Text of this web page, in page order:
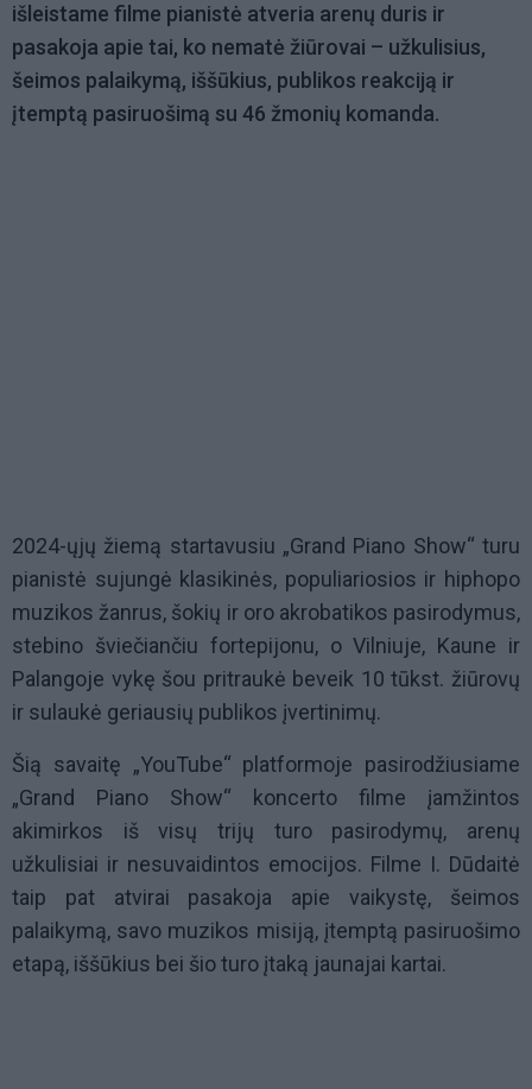
išleistame filme pianistė atveria arenų duris ir
pasakoja apie tai, ko nematė žiūrovai – užkulisius,
šeimos palaikymą, iššūkius, publikos reakciją ir
įtemptą pasiruošimą su 46 žmonių komanda.
2024-ųjų žiemą startavusiu „Grand Piano Show“ turu
pianistė sujungė klasikinės, populiariosios ir hiphopo
muzikos žanrus, šokių ir oro akrobatikos pasirodymus,
stebino šviečiančiu fortepijonu, o Vilniuje, Kaune ir
Palangoje vykę šou pritraukė beveik 10 tūkst. žiūrovų
ir sulaukė geriausių publikos įvertinimų.
Šią savaitę „YouTube“ platformoje pasirodžiusiame
„Grand Piano Show“ koncerto filme įamžintos
akimirkos iš visų trijų turo pasirodymų, arenų
užkulisiai ir nesuvaidintos emocijos. Filme I. Dūdaitė
taip pat atvirai pasakoja apie vaikystę, šeimos
palaikymą, savo muzikos misiją, įtemptą pasiruošimo
etapą, iššūkius bei šio turo įtaką jaunajai kartai.